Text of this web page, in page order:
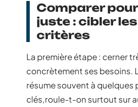
Comparer
juste : cibler
critères
La première étape : cerner
concrètement ses besoins.
résume souvent à quelques
clés,roule-t-on surtout sur